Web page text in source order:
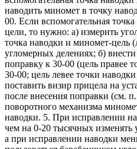
наводить миномет в точку
00. Если вспомогательная
цели, то нужно: а) измерить
точка наводки и миномет-цель
угломерных делениях; б)
поправку к 30-00 (цель правее
30-00; цель левее точки
поставить визир прицела на
после внесения поправки (см.
поворотного механизма
наводки. 5. При исправлении
чем на 0-20 тысячных изменять
а при исправлении наводки